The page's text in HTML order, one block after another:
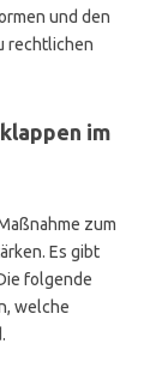
und den
rechtlichen
im
zum
Es gibt
folgende
welche